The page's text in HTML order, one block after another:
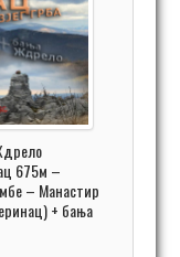
675м –
– Манастир
+ бања